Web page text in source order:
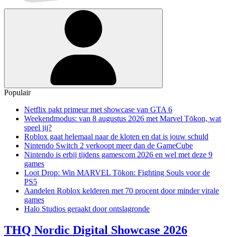
Populair
Netflix pakt primeur met showcase van GTA 6
Weekendmodus: van 8 augustus 2026 met Marvel Tōkon, wat
speel jij?
Roblox gaat helemaal naar de kloten en dat is jouw schuld
Nintendo Switch 2 verkoopt meer dan de GameCube
Nintendo is erbij tijdens gamescom 2026 en wel met deze 9
games
Loot Drop: Win MARVEL Tōkon: Fighting Souls voor de
PS5
Aandelen Roblox kelderen met 70 procent door minder virale
games
Halo Studios geraakt door ontslagronde
THQ Nordic Digital Showcase 2026